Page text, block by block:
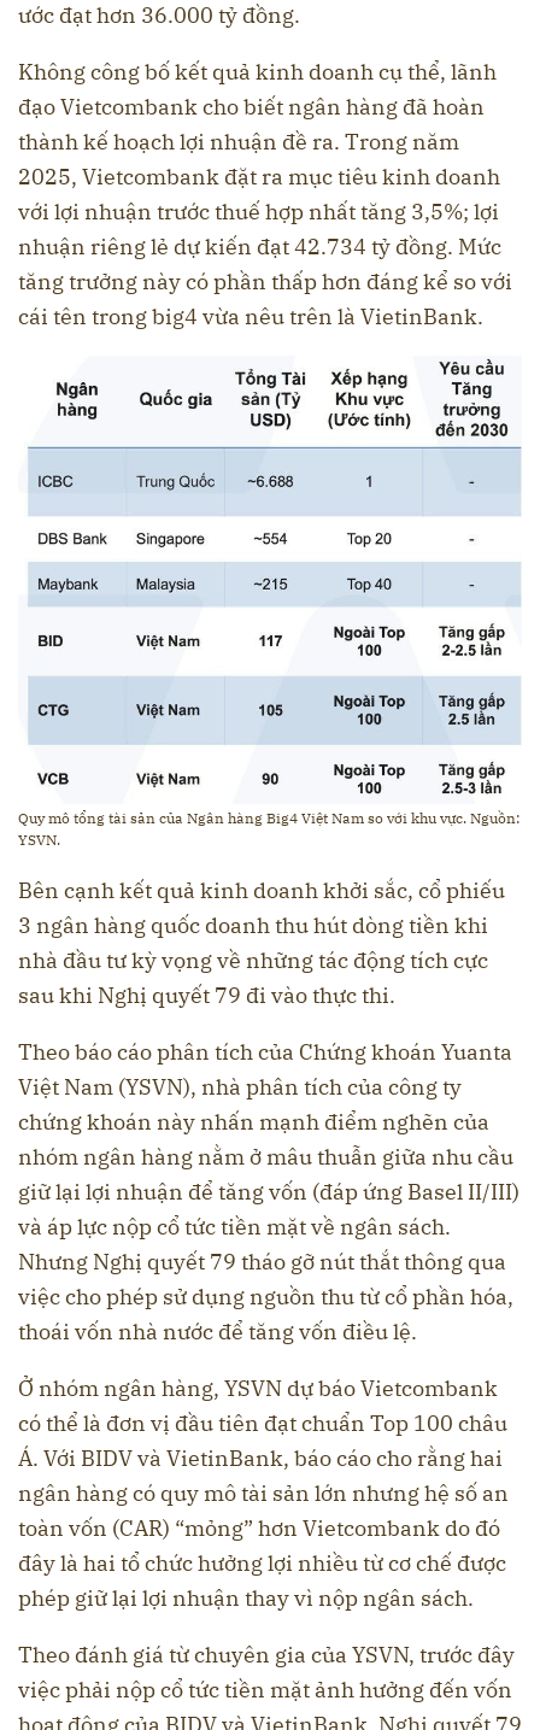
ước đạt hơn 36.000 tỷ đồng.
Không công bố kết quả kinh doanh cụ thể, lãnh
đạo Vietcombank cho biết ngân hàng đã hoàn
thành kế hoạch lợi nhuận đề ra. Trong năm
2025, Vietcombank đặt ra mục tiêu kinh doanh
với lợi nhuận trước thuế hợp nhất tăng 3,5%; lợi
nhuận riêng lẻ dự kiến đạt 42.734 tỷ đồng. Mức
tăng trưởng này có phần thấp hơn đáng kể so với
cái tên trong big4 vừa nêu trên là VietinBank.
Quy mô tổng tài sản của Ngân hàng Big4 Việt Nam so với khu vực. Nguồn:
YSVN.
Bên cạnh kết quả kinh doanh khởi sắc, cổ phiếu
3 ngân hàng quốc doanh thu hút dòng tiền khi
nhà đầu tư kỳ vọng về những tác động tích cực
sau khi Nghị quyết 79 đi vào thực thi.
Theo báo cáo phân tích của Chứng khoán Yuanta
Việt Nam (YSVN), nhà phân tích của công ty
chứng khoán này nhấn mạnh điểm nghẽn của
nhóm ngân hàng nằm ở mâu thuẫn giữa nhu cầu
giữ lại lợi nhuận để tăng vốn (đáp ứng Basel II/III)
và áp lực nộp cổ tức tiền mặt về ngân sách.
Nhưng Nghị quyết 79 tháo gỡ nút thắt thông qua
việc cho phép sử dụng nguồn thu từ cổ phần hóa,
thoái vốn nhà nước để tăng vốn điều lệ.
Ở nhóm ngân hàng, YSVN dự báo Vietcombank
có thể là đơn vị đầu tiên đạt chuẩn Top 100 châu
Á. Với BIDV và VietinBank, báo cáo cho rằng hai
ngân hàng có quy mô tài sản lớn nhưng hệ số an
toàn vốn (CAR) “mỏng” hơn Vietcombank do đó
đây là hai tổ chức hưởng lợi nhiều từ cơ chế được
phép giữ lại lợi nhuận thay vì nộp ngân sách.
Theo đánh giá từ chuyên gia của YSVN, trước đây
việc phải nộp cổ tức tiền mặt ảnh hưởng đến vốn